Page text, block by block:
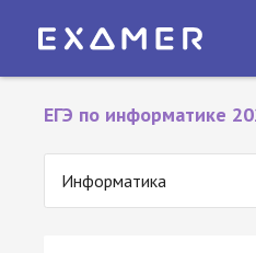
ЕГЭ по информатике
Информатика